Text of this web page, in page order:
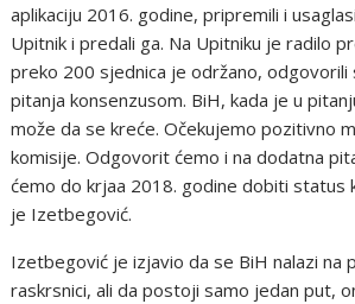
aplikaciju 2016. godine, pripremili i
Upitnik i predali ga. Na Upitniku je radilo
preko 200 sjednica je održano, odgovorili
pitanja konsenzusom. BiH, kada je u
može da se kreće. Očekujemo pozitivno
komisije. Odgovorit ćemo i na dodatna
ćemo do krjaa 2018. godine dobiti status
je Izetbegović.
Izetbegović je izjavio da se BiH nalazi na
raskrsnici, ali da postoji samo jedan put,